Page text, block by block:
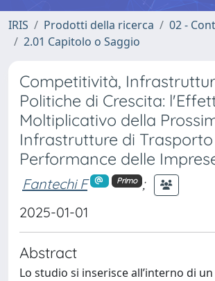
IRIS Prodotti della ricerca
02 -
2.01 Capitolo o Saggio
Competitività,
Politiche di Crescita:
Moltiplicativo della
Infrastrutture di Trasporto
Performance delle
Fantechi F Primo
;
2025-01-01
Abstract
Lo studio si inserisce all’interno di